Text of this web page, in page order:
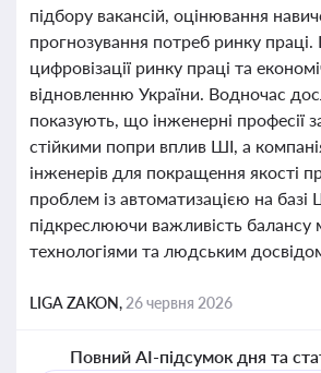
підбору вакансій, оцінювання
прогнозування потреб ринку
цифровізації ринку праці та
відновленню України. Водночас
показують, що інженерні професії
стійкими попри вплив ШІ, а
інженерів для покращення якості
проблем із автоматизацією на базі
підкреслюючи важливість балансу
технологіями та людським
LIGA ZAKON, 26 червня 2026
Повний AI-підсумок дня та